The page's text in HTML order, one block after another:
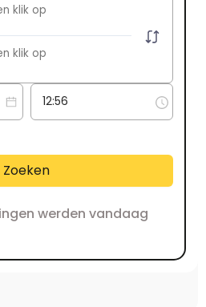
Zoeken
werden vandaag